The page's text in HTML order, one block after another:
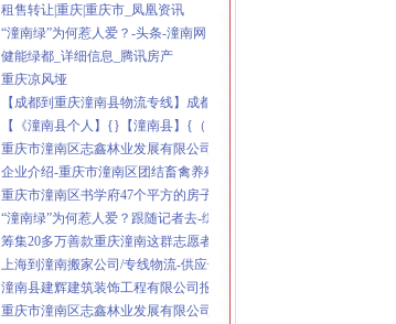
“潼南绿”为何惹人爱？-头条-潼南网
健能绿都_详细信息_腾讯房产
重庆凉风垭
【成都到重庆潼南县物流专线】成都市方赢物流有限公司-中国物通网
【《潼南县个人】{}【潼南县】{（）}【潼南县公司》】
重庆市潼南区志鑫林业发展有限公司
企业介绍-重庆市潼南区团结畜禽养殖专业合作社
重庆市潼南区书学府47个平方的房子装修和家具总共大概要多少钱呢
“潼南绿”为何惹人爱？跟随记者去-综合-潼南网
筹集20多万善款重庆潼南这群志愿者给先天无肛门女童新生(组图)_
上海到潼南搬家公司/专线物流-供应信息-环球经贸网
潼南县建辉建筑装饰工程有限公司报价单_重庆装修报价-装酷网
重庆市潼南区志鑫林业发展有限公司_阿里巴巴旺铺
约汇头条：[旭源农业：]生姜取得绿食品_搜狐健康_搜狐网